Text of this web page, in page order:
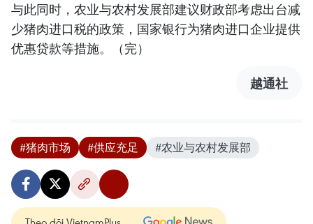
与此同时，农业与农村发展部建议财政部考虑出台减
少猪肉进口税的政策，国家银行为猪肉进口企业提供
优惠贷款等措施。（完）
越通社
#猪肉市场 #供应充足 #农业与农村发展部